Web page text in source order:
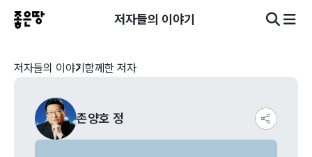
저자들의 이야기
저자들의 이야기 함께한 저자
존양호 정